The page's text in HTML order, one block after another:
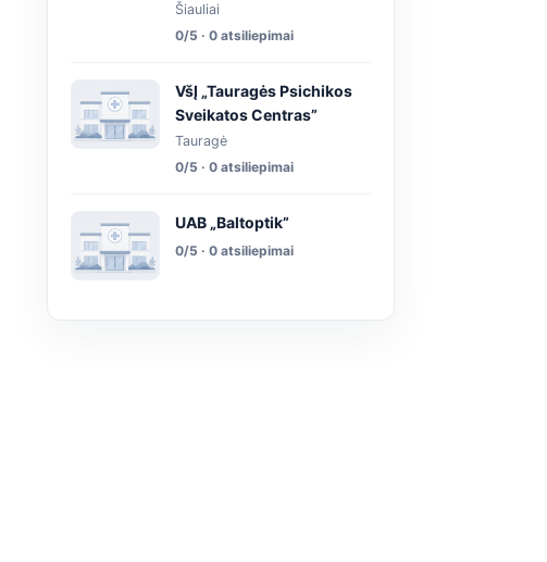
Šiauliai
0/5 · 0 atsiliepimai
VšĮ „Tauragės Psichikos
Sveikatos Centras”
Tauragė
0/5 · 0 atsiliepimai
UAB „Baltoptik”
0/5 · 0 atsiliepimai